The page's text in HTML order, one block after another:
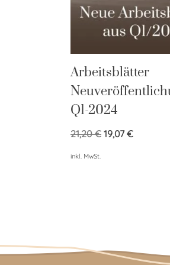
Arbeitsblätter
Q1-2024
21,20€ 19,07€
inkl. MwSt.